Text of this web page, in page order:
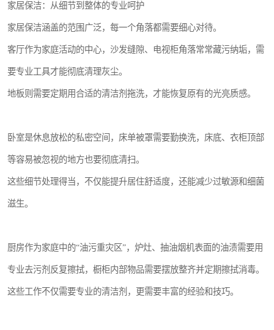
家居保洁：从细节到整体的专业呵护
家居保洁涵盖的范围广泛，每一个角落都需要细心对待。
客厅作为家庭活动的中心，沙发缝隙、电视柜角落常常藏污纳垢，需
要专业工具才能彻底清理灰尘。
地板则需要定期用合适的清洁剂拖洗，才能恢复原有的光亮质感。
卧室是休息放松的私密空间，床单被罩需要勤换洗，床底、衣柜顶部
等容易被忽视的地方也要彻底清扫。
这些细节处理得当，不仅能提升居住舒适度，还能减少过敏源和细菌
滋生。
厨房作为家庭中的“油污重灾区”，炉灶、抽油烟机表面的油渍需要用
专业去污剂反复擦拭，橱柜内部物品需要摆放整齐并定期擦拭消毒。
这些工作不仅需要专业的清洁剂，更需要丰富的经验和技巧。